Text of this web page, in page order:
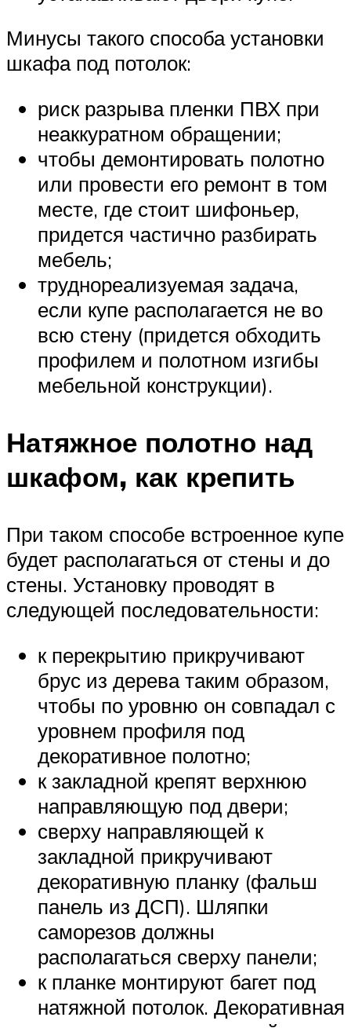
Минусы такого способа установки
шкафа под потолок:
риск разрыва пленки ПВХ при
неаккуратном обращении;
чтобы демонтировать полотно
или провести его ремонт в том
месте, где стоит шифоньер,
придется частично разбирать
мебель;
труднореализуемая задача,
если купе располагается не во
всю стену (придется обходить
профилем и полотном изгибы
мебельной конструкции).
Натяжное полотно над
шкафом, как крепить
При таком способе встроенное купе
будет располагаться от стены и до
стены. Установку проводят в
следующей последовательности:
к перекрытию прикручивают
брус из дерева таким образом,
чтобы по уровню он совпадал с
уровнем профиля под
декоративное полотно;
к закладной крепят верхнюю
направляющую под двери;
сверху направляющей к
закладной прикручивают
декоративную планку (фальш
панель из ДСП). Шляпки
саморезов должны
располагаться сверху панели;
к планке монтируют багет под
натяжной потолок. Декоративная